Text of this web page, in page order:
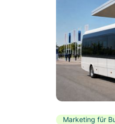
Marketing für